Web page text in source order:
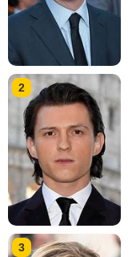
2
3